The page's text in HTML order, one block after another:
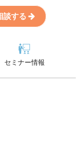
談する
セミナー情報